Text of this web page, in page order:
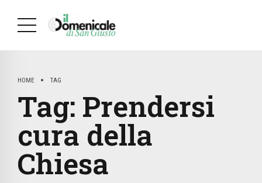
HOME TAG
Tag: Prendersi
cura della
Chiesa